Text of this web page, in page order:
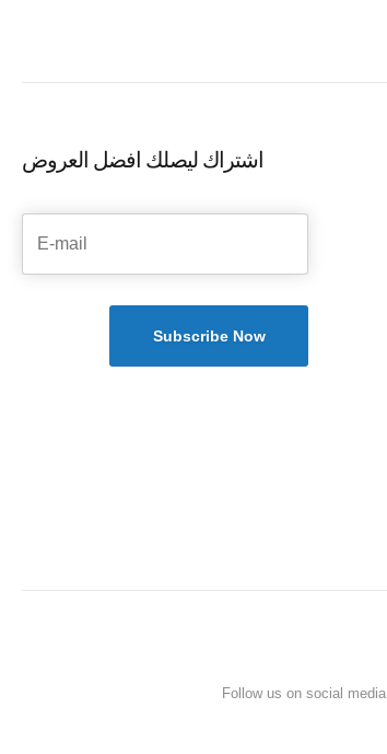
اشتراك ليصلك افضل العروض
Follow us on social media